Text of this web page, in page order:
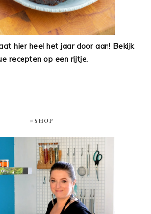
hier heel het jaar door aan! Bekijk
recepten op een rijtje.
#SHOP